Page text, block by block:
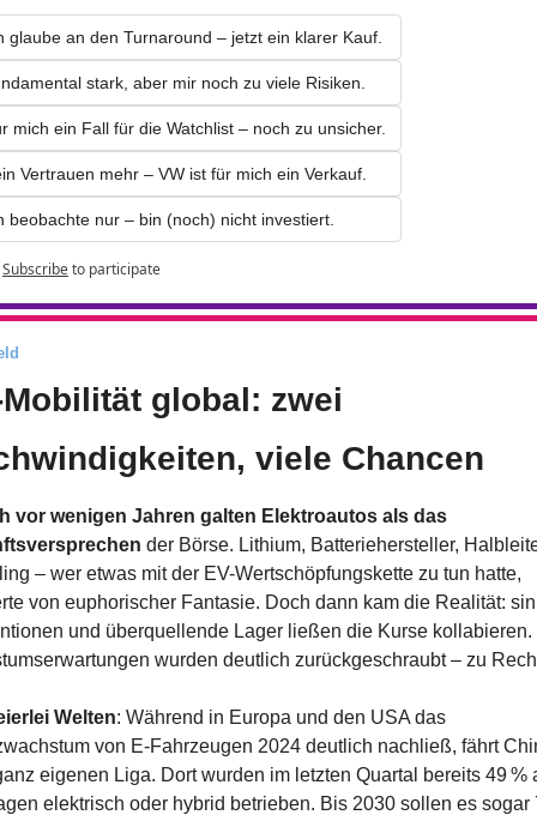
glaube an den Turnaround – jetzt ein klarer Kauf.
stark, aber mir noch zu viele Risiken.
mich ein Fall für die Watchlist – noch zu unsicher.
Vertrauen mehr – VW ist für mich ein Verkauf.
beobachte nur – bin (noch) nicht investiert.
Subscribeto participate
Mobilität global: zwei
viele Chancen
vor wenigen Jahren galten Elektroautos als das
der Börse. Lithium, Batteriehersteller,
– wer etwas mit der EV-Wertschöpfungskette zu tun hatte,
von euphorischer Fantasie. Doch dann kam die Realität:
und überquellende Lager ließen die Kurse kollabieren.
wurden deutlich zurückgeschraubt – zu
Welten: Während in Europa und den USA das
von E‑Fahrzeugen 2024 deutlich nachließ, fährt
eigenen Liga. Dort wurden im letzten Quartal bereits 49 %
elektrisch oder hybrid betrieben. Bis 2030 sollen es sogar